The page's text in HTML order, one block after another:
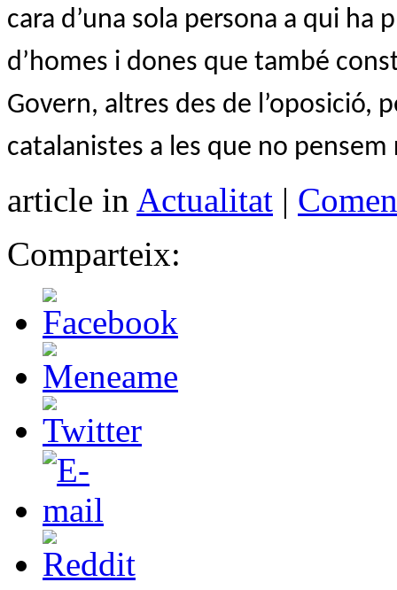
cara d’una sola persona a qui
d’homes i dones que també
Govern, altres des de l’oposició,
catalanistes a les que no
article in Actualitat |
Comparteix: